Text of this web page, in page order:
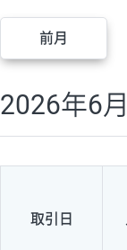
前月
2026年6月
取引日